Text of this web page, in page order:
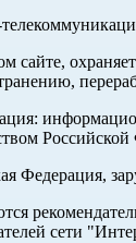
сайте,
Федерация,
сети